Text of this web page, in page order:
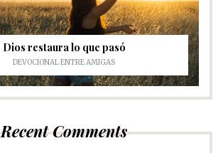
Dios restaura lo que pasó
DEVOCIONAL ENTRE AMIGAS
Recent Comments